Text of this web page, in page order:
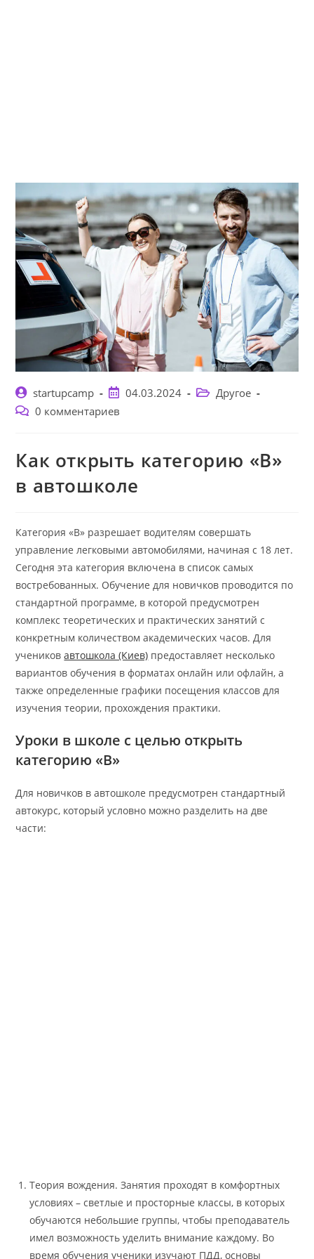
Автор
записи:
startupcamp
Запись
опубликована:
04.03.2024
РубрикаДругое
Комментарии
0 комментариев
Как открыть категорию «В»
в автошколе
Категория «В» разрешает водителям совершать
управление легковыми автомобилями, начиная с 18 лет.
Сегодня эта категория включена в список самых
востребованных. Обучение для новичков проводится по
стандартной программе, в которой предусмотрен
комплекс теоретических и практических занятий с
конкретным количеством академических часов. Для
учениковавтошкола (Киев) предоставляет несколько
вариантов обучения в форматах онлайн или офлайн, а
также определенные графики посещения классов для
изучения теории, прохождения практики.
Уроки в школе с целью открыть
категорию «В»
Для новичков в автошколе предусмотрен стандартный
автокурс, который условно можно разделить на две
части:
Теория вождения. Занятия проходят в комфортных
условиях – светлые и просторные классы, в которых
обучаются небольшие группы, чтобы преподаватель
имел возможность уделить внимание каждому. Во
время обучения ученики изучают ПДД, основы